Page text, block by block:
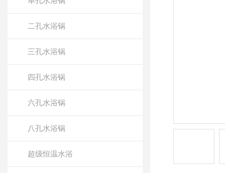
二孔水浴锅
三孔水浴锅
四孔水浴锅
六孔水浴锅
八孔水浴锅
超级恒温水浴